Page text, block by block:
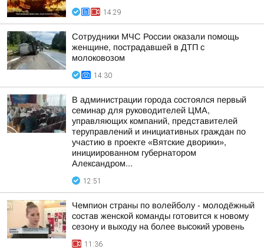
14:29
Сотрудники МЧС России оказали помощь
женщине, пострадавшей в ДТП с
молоковозом
14:30
В администрации города состоялся первый
семинар для руководителей ЦМА,
управляющих компаний, представителей
теруправлений и инициативных граждан по
участию в проекте «Вятские дворики»,
инициированном губернатором
Александром...
12:51
Чемпион страны по волейболу - молодёжный
состав женской команды готовится к новому
сезону и выходу на более высокий уровень
11:36